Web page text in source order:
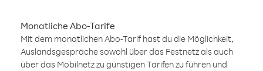
Monatliche Abo-Tarife
Mit dem monatlichen Abo-Tarif hast du die Möglichkeit,
Auslandsgespräche sowohl über das Festnetz als auch
über das Mobilnetz zu günstigen Tarifen zu führen und